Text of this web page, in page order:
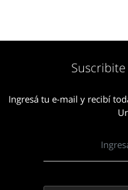
Ingresá tu e-mail y recibí